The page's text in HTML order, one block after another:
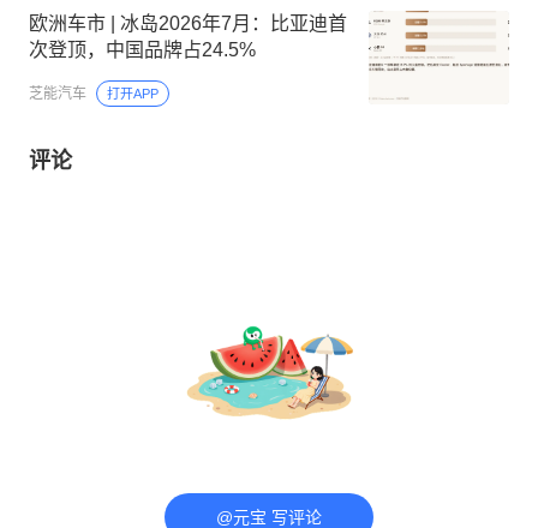
欧洲车市 | 冰岛2026年7月：比亚迪首
次登顶，中国品牌占24.5%
芝能汽车 打开APP
评论
@元宝 写评论